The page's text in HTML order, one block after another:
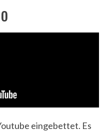
eingebettet. Es